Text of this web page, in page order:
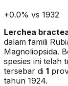
+0.0% vs 1932
Lerchea
dalam famili
Magnoliopsida.
spesies ini telah
tersebar di 1
tahun 1924.